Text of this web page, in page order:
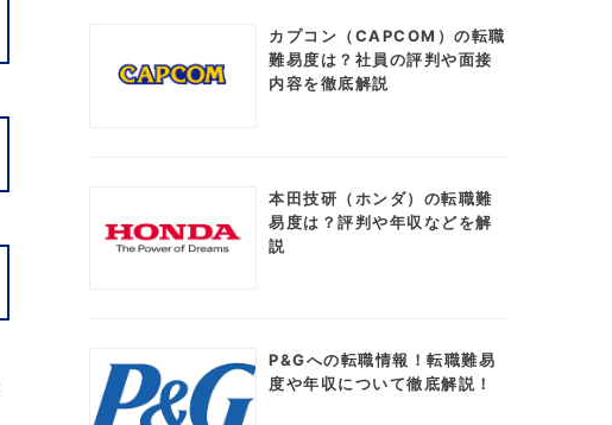
カプコン（CAPCOM）の転職
難易度は？社員の評判や面接
内容を徹底解説
本田技研（ホンダ）の転職難
易度は？評判や年収などを解
説
P&Gへの転職情報！転職難易
度や年収について徹底解説！